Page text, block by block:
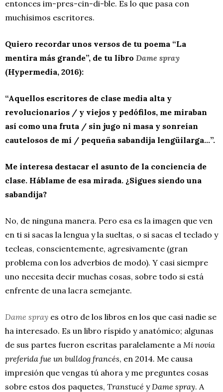
entonces im-pres-cin-di-ble. Es lo que pasa con
muchísimos escritores.
Quiero recordar unos versos de tu poema “La
mentira más grande”, de tu libro Dame spray
(Hypermedia, 2016):
“Aquellos escritores de clase media alta y
revolucionarios / y viejos y pedófilos, me miraban
así como una fruta / sin jugo ni masa y sonreían
cautelosos de mí / pequeña sabandija lengüilarga…”.
Me interesa destacar el asunto de la conciencia de
clase. Háblame de esa mirada. ¿Sigues siendo una
sabandija?
No, de ninguna manera. Pero esa es la imagen que ven
en ti si sacas la lengua y la sueltas, o si sacas el teclado y
tecleas, conscientemente, agresivamente (gran
problema con los adverbios de modo). Y casi siempre
uno necesita decir muchas cosas, sobre todo si está
enfrente de una lacra semejante.
Dame spray es otro de los libros en los que casi nadie se
ha interesado. Es un libro ríspido y anatómico; algunas
de sus partes fueron escritas paralelamente a Mi novia
preferida fue un bulldog francés, en 2014. Me causa
impresión que vengas tú ahora y me preguntes cosas
sobre estos dos paquetes, Transtucé yDame spray. A